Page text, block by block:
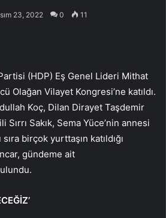
23, 2022 0 11
(HDP) Eş Genel Lideri Mithat
Olağan Vilayet Kongresi’ne katıldı.
Koç, Dilan Dirayet Taşdemir
Sakık, Sema Yüce’nin annesi
birçok yurttaşın katıldığı
gündeme ait